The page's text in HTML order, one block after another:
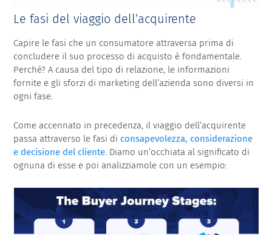
Le fasi del viaggio dell’acquirente
Capire le fasi che un consumatore attraversa prima di
concludere il suo processo di acquisto è fondamentale.
Perché? A causa del tipo di relazione, le informazioni
fornite e gli sforzi di marketing dell’azienda sono diversi in
ogni fase.
Come accennato in precedenza, il viaggio dell’acquirente
passa attraverso le fasi di consapevolezza, considerazione
e decisione del cliente. Diamo un’occhiata al significato di
ognuna di esse e poi analizziamole con un esempio: